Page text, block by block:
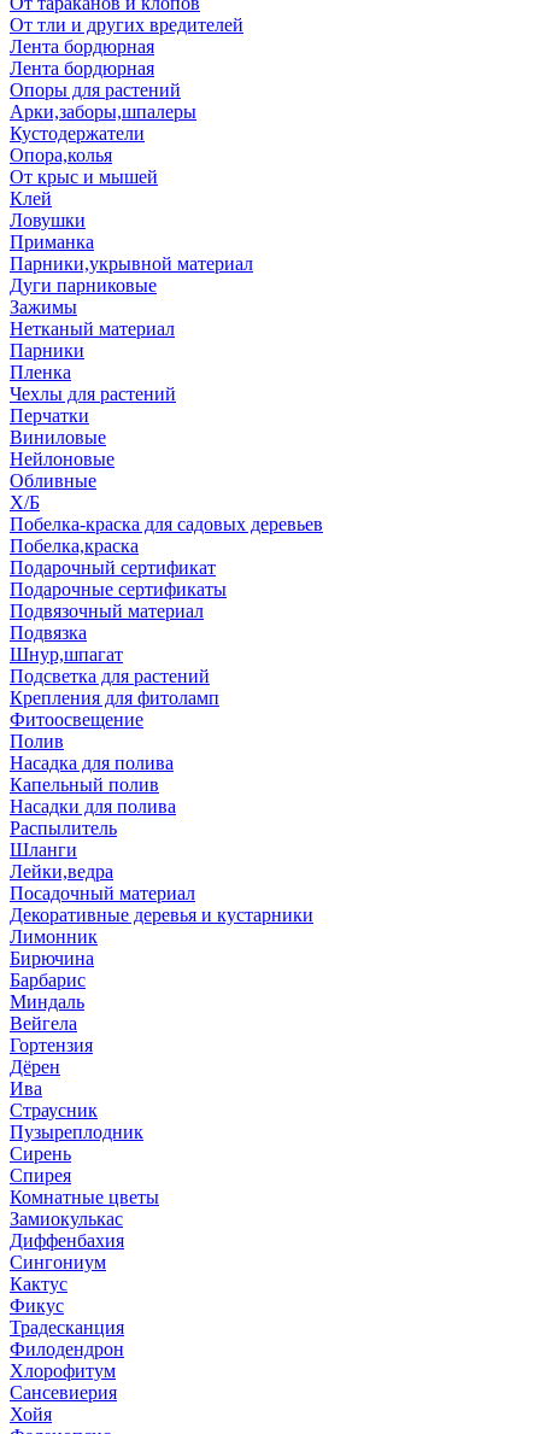
От тли и других вредителей
Лента бордюрная
Лента бордюрная
Опоры для растений
Арки,заборы,шпалеры
Кустодержатели
Опора,колья
От крыс и мышей
Клей
Ловушки
Приманка
Парники,укрывной материал
Дуги парниковые
Зажимы
Нетканый материал
Парники
Пленка
Чехлы для растений
Перчатки
Виниловые
Нейлоновые
Обливные
Х/Б
Побелка-краска для садовых деревьев
Побелка,краска
Подарочный сертификат
Подарочные сертификаты
Подвязочный материал
Подвязка
Шнур,шпагат
Подсветка для растений
Крепления для фитоламп
Фитоосвещение
Полив
Насадка для полива
Капельный полив
Насадки для полива
Распылитель
Шланги
Лейки,ведра
Посадочный материал
Декоративные деревья и кустарники
Лимонник
Бирючина
Барбарис
Миндаль
Вейгела
Гортензия
Дёрен
Ива
Страусник
Пузыреплодник
Сирень
Спирея
Комнатные цветы
Замиокулькас
Диффенбахия
Сингониум
Кактус
Фикус
Традесканция
Филодендрон
Хлорофитум
Сансевиерия
Хойя